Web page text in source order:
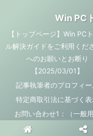
Win PC
【トップページ】Win PC
ル解決ガイドをご利用くだ
へのお願いとお断り
【2025/03/01】
記事執筆者のプロフィ
特定商取引法に基づく
お問い合わせ1：（一般用
© 2025